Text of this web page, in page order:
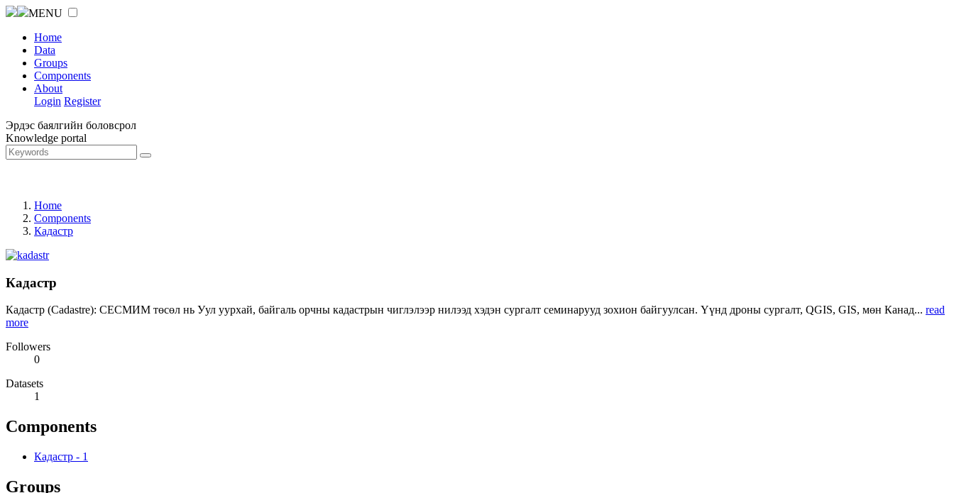
MENU
Home
Data
Groups
Components
About
Login Register
Эрдэс баялгийн боловсрол
Knowledge portal
Home
Components
Кадастр
Кадастр
Кадастр (Cadastre): СЕСМИМ төсөл нь Уул уурхай, байгаль орчны кадастрын чиглэлээр нилээд хэдэн сургалт семинарууд зохион байгуулсан. Үүнд дроны сургалт, QGIS, GIS, мөн Канад... read
more
Followers
0
Datasets
1
Components
Кадастр - 1
Groups